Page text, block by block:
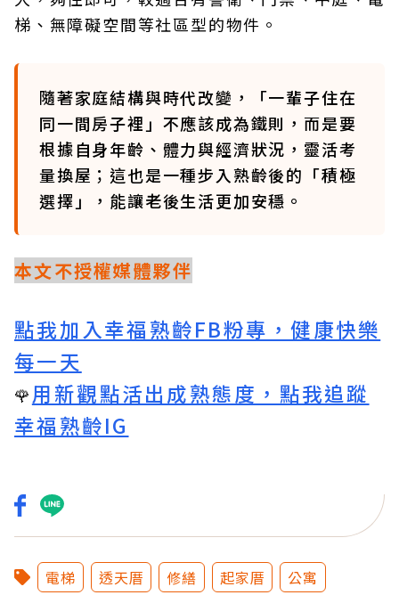
梯、無障礙空間等社區型的物件。
隨著家庭結構與時代改變，「一輩子住在
同一間房子裡」不應該成為鐵則，而是要
根據自身年齡、體力與經濟狀況，靈活考
量換屋；這也是一種步入熟齡後的「積極
選擇」，能讓老後生活更加安穩。
本文不授權媒體夥伴
點我加入幸福熟齡FB粉專，健康快樂
每一天
🌹用新觀點活出成熟態度，點我追蹤
幸福熟齡IG
電梯 透天厝 修繕 起家厝
公寓